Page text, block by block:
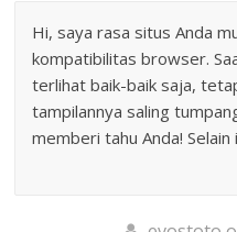
Hi, saya rasa situs Anda
kompatibilitas browser.
terlihat baik-baik saja,
tampilannya saling
memberi tahu Anda!